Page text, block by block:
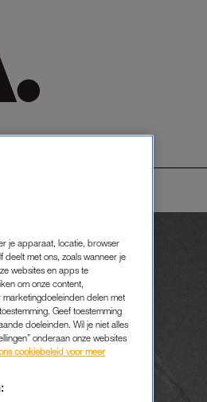
je apparaat, locatie, browser
deelt met ons, zoals wanneer je
websites en apps te
om onze content,
delen met
Geef toestemming
doeleinden. Wil je niet alles
onderaan onze websites
cookiebeleid voor meer